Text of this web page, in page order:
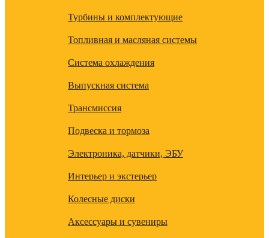
Турбины и комплектующие
Топливная и масляная системы
Система охлаждения
Выпускная система
Трансмиссия
Подвеска и тормоза
Электроника, датчики, ЭБУ
Интерьер и экстерьер
Колесные диски
Аксессуары и сувениры